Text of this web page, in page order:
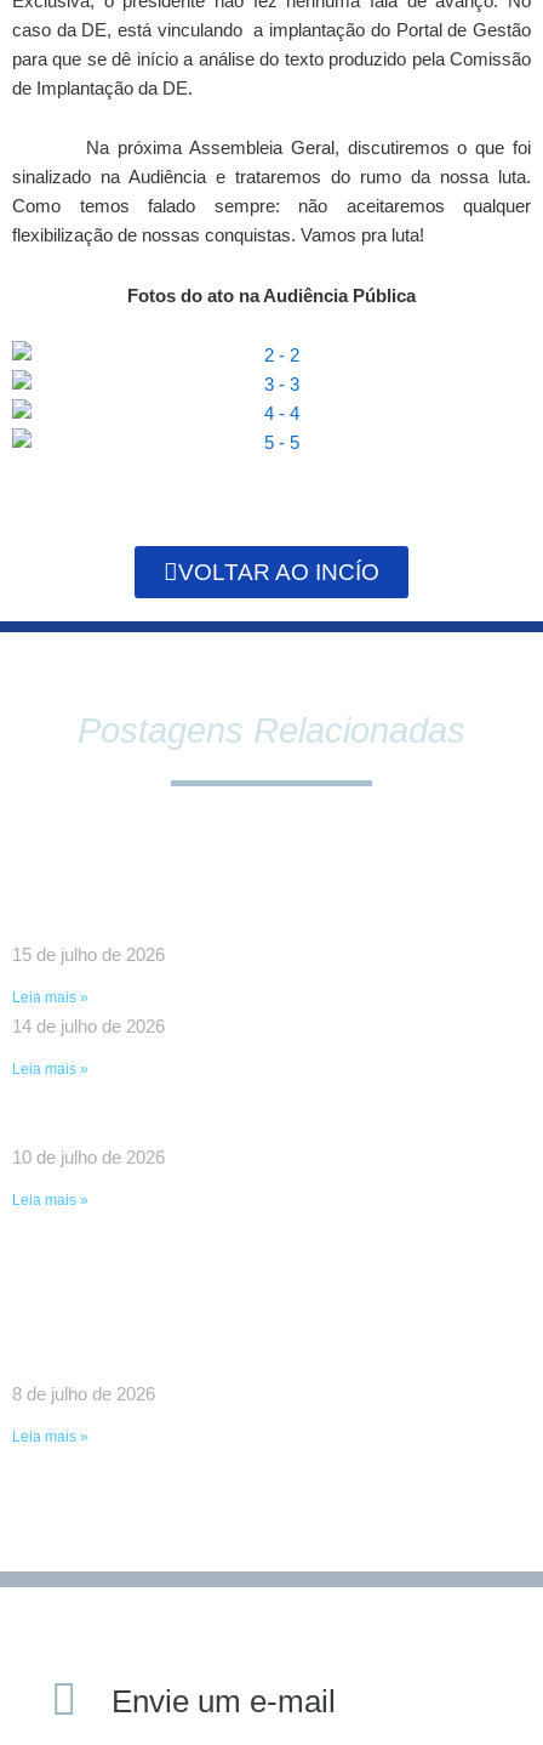
caso da DE, está vinculando a implantação do Portal de Gestão
para que se dê início a análise do texto produzido pela Comissão
de Implantação da DE.
Na próxima Assembleia Geral, discutiremos o que foi
sinalizado na Audiência e trataremos do rumo da nossa luta.
Como temos falado sempre: não aceitaremos qualquer
flexibilização de nossas conquistas. Vamos pra luta!
Fotos do ato na Audiência Pública
VOLTAR AO INCÍO
Postagens Relacionadas
15 de julho de 2026
Leia mais »
14 de julho de 2026
Leia mais »
10 de julho de 2026
Leia mais »
8 de julho de 2026
Leia mais »
Envie um e-mail